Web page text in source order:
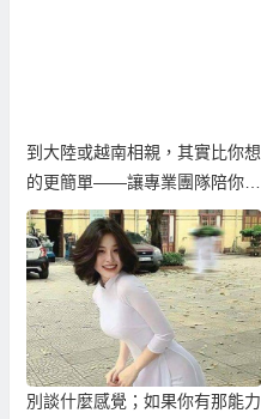
到大陸或越南相親，其實比你想
的更簡單——讓專業團隊陪你找
到真心伴侶
別談什麼感覺；如果你有那能力